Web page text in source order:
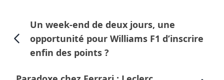
Un week-end de deux jours, une
opportunité pour Williams F1 d’inscrire
enfin des points ?